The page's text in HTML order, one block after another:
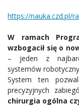
https://nauka.czd.pl/
W ramach
wzbogacił się o
– jeden z
systemów
System ten
precyzyjnych
chirurgia ogólna